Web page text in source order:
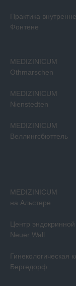
Практика
Фонтене
MEDIZINICUM
Othmarschen
MEDIZINICUM
Nienstedten
MEDIZINICUM
Веллингсбюттель
MEDIZINICUM
на Альстере
Центр
Neuer Wall
Гинекологическая
Бергедорф